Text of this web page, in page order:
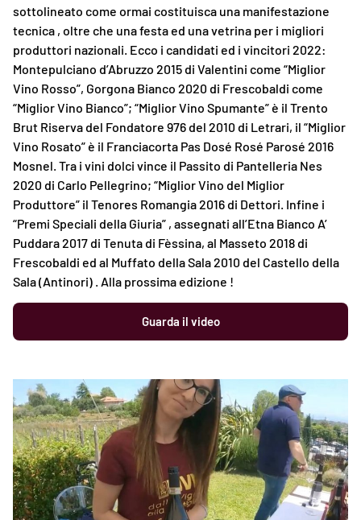
sottolineato come ormai costituisca una manifestazione
tecnica , oltre che una festa ed una vetrina per i migliori
produttori nazionali. Ecco i candidati ed i vincitori 2022:
Montepulciano d’Abruzzo 2015 di Valentini come “Miglior
Vino Rosso”, Gorgona Bianco 2020 di Frescobaldi come
“Miglior Vino Bianco”; “Miglior Vino Spumante” è il Trento
Brut Riserva del Fondatore 976 del 2010 di Letrari, il “Miglior
Vino Rosato” è il Franciacorta Pas Dosé Rosé Parosé 2016
Mosnel. Tra i vini dolci vince il Passito di Pantelleria Nes
2020 di Carlo Pellegrino; “Miglior Vino del Miglior
Produttore” il Tenores Romangia 2016 di Dettori. Infine i
“Premi Speciali della Giuria” , assegnati all’Etna Bianco A’
Puddara 2017 di Tenuta di Fèssina, al Masseto 2018 di
Frescobaldi ed al Muffato della Sala 2010 del Castello della
Sala (Antinori) . Alla prossima edizione !
Guarda il video